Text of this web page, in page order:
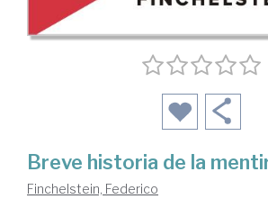
Breve historia de la
Finchelstein, Federico